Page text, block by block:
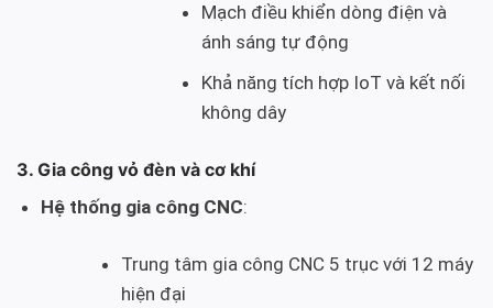
Mạch điều khiển dòng điện và
ánh sáng tự động
Khả năng tích hợp IoT và kết nối
không dây
3. Gia công vỏ đèn và cơ khí
Hệ thống gia công CNC:
Trung tâm gia công CNC 5 trục với 12 máy
hiện đại